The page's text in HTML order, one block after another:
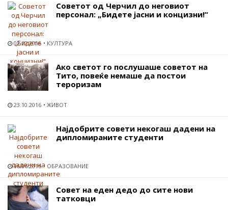
Советот од Черчил до неговиот
персонал: „Бидете јасни и концизни!“
02.12.2016 КУЛТУРА
Ако светот го послушаше советот на
Тито, повеќе немаше да постои
тероризам
23.10.2016 ЖИВОТ
Најдобрите совети некогаш дадени на
дипломираните студенти
16.06.2016 ОБРАЗОВАНИЕ
Совет на еден дедо до сите нови
татковци